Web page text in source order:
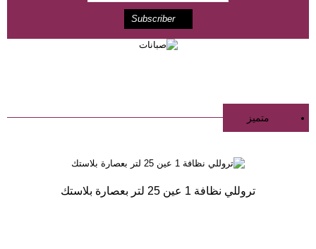
متميز
تروللي نظافة 1 عين 25 لتر بعصارة بلاستك